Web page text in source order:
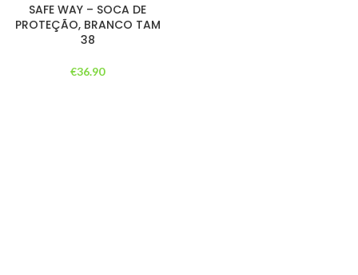
SAFE WAY – SOCA DE
PROTEÇÃO, BRANCO TAM
38
€36.90